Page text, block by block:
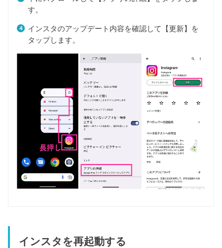
す。
インスタのアップデート内容を確認して【更新】を
タップします。
インスタを再起動する